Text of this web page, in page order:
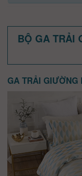
BỘ GA TRẢI
GA TRẢI GIƯỜNG